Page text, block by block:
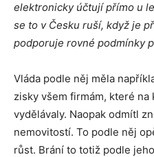
elektronicky účtují přímo u
se to v Česku ruší, když je
podporuje rovné podmínky
Vláda podle něj měla
zisky všem firmám, které na
vydělávaly. Naopak odmítl
nemovitostí. To podle něj
růst. Brání to totiž podle